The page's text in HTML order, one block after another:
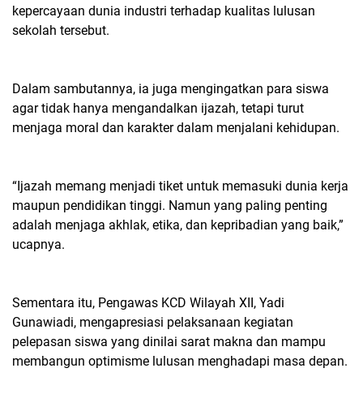
kepercayaan dunia industri terhadap kualitas lulusan
sekolah tersebut.
Dalam sambutannya, ia juga mengingatkan para siswa
agar tidak hanya mengandalkan ijazah, tetapi turut
menjaga moral dan karakter dalam menjalani kehidupan.
“Ijazah memang menjadi tiket untuk memasuki dunia kerja
maupun pendidikan tinggi. Namun yang paling penting
adalah menjaga akhlak, etika, dan kepribadian yang baik,”
ucapnya.
Sementara itu, Pengawas KCD Wilayah XII, Yadi
Gunawiadi, mengapresiasi pelaksanaan kegiatan
pelepasan siswa yang dinilai sarat makna dan mampu
membangun optimisme lulusan menghadapi masa depan.